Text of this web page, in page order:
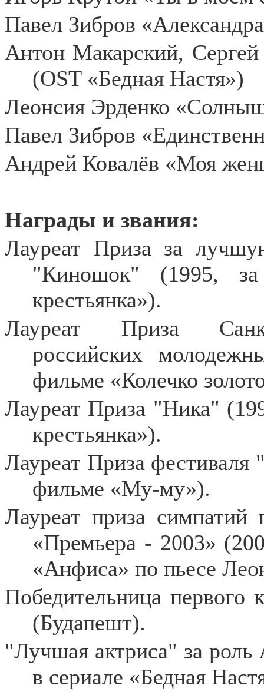
Павел Зибров
Антон Макарский,
(OST «Бедная Настя»)
Леонсия Эрденко
Павел Зибров
Андрей Ковалёв «Моя
Награды и звания:
Лауреат Приза за
"Киношок" (1995,
крестьянка»).
Лауреат Приза
российских
фильме «Колечко
Лауреат Приза "Ника"
крестьянка»).
Лауреат Приза фестиваля
фильме «Му-му»).
Лауреат приза симпатий
«Премьера - 2003»
«Анфиса» по пьесе
Победительница первого
(Будапешт).
"Лучшая актриса" за
в сериале «Бедная